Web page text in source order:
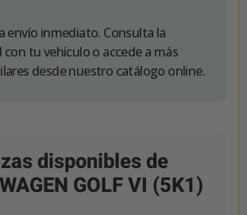
envío inmediato. Consulta la
tu vehículo o accede a más
desde nuestro catálogo online.
disponibles de
GOLF VI (5K1)